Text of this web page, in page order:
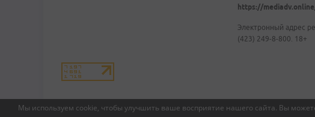
Мы используем cookie, чтобы улучшить ваше восприятие нашего сайта. Вы
https://
Электронный адрес
(423) 249-8-800. 18+